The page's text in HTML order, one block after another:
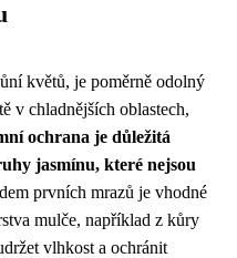
květů, je poměrně odolný
v chladnějších oblastech,
ochrana je důležitá
jasmínu, které nejsou
prvních mrazů je vhodné
mulče, například z kůry
vlhkost a ochránit